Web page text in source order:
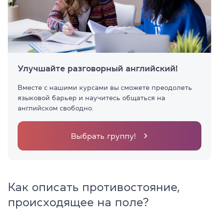
Улучшайте разговорный английский!
Вместе с нашими курсами вы сможете преодолеть
языковой барьер и научитесь общаться на
английском свободно.
Выбрать группу!
Как описать противостояние,
происходящее на поле?